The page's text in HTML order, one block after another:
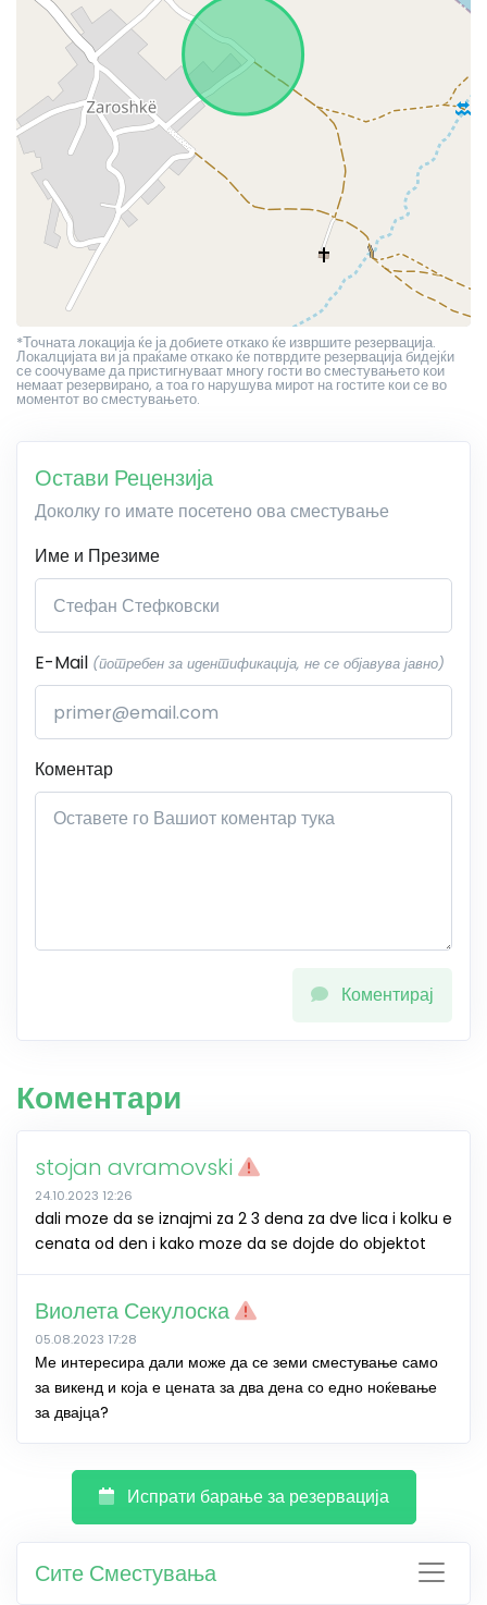
*Точната локација ќе ја добиете откако ќе извршите резервација.
Локалцијата ви ја праќаме откако ќе потврдите резервација бидејќи
се соочуваме да пристигнуваат многу гости во сместувањето кои
немаат резервирано, а тоа го нарушува мирот на гостите кои се во
моментот во сместувањето.
Остави Рецензија
Доколку го имате посетено ова сместување
Име и Презиме
E-Mail (потребен за идентификација, не се објавува јавно)
Коментар
Коментирај
Коментари
stojan avramovski
24.10.2023 12:26
dali moze da se iznajmi za 2 3 dena za dve lica i kolku e
cenata od den i kako moze da se dojde do objektot
Виолета Секулоска
05.08.2023 17:28
Ме интересира дали може да се земи сместување само
за викенд и која е цената за два дена со едно ноќевање
за двајца?
Испрати барање за резервација
Сите Сместувања